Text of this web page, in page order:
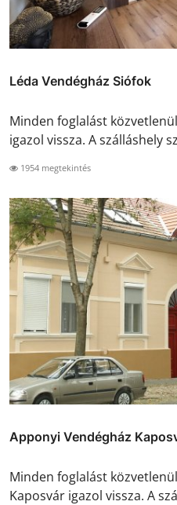
Léda Vendégház Siófok
Minden foglalást
igazol vissza. A szálláshely
1954 megtekintés
Apponyi Vendégház
Minden foglalást
Kaposvár igazol vissza. A